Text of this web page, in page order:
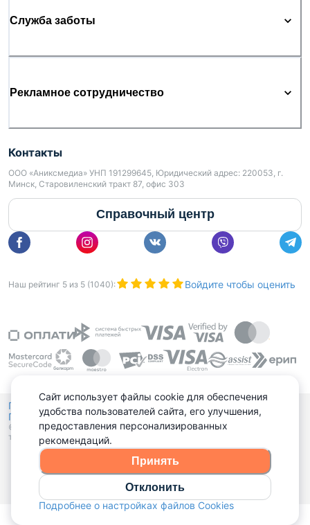
Служба заботы
Рекламное сотрудничество
Контакты
ООО «Аниксмедиа» УНП 191299645, Юридический адрес: 220053, г.
Минск, Старовиленский тракт 87, офис 303
Справочный центр
Наш рейтинг 5 из 5 (1040): Войдите чтобы оценить
Политика конфиденциальности,
Политика обработки файлов кукииВыбор настроек Cookies
© 2015 - 2026, Domovita.by. Копирование материалов допускается
только при наличии активной ссылки.
Сайт использует файлы cookie для обеспечения
удобства пользователей сайта, его улучшения,
предоставления персонализированных
рекомендаций.
Принять
Отклонить
Подробнее о настройках файлов Cookies